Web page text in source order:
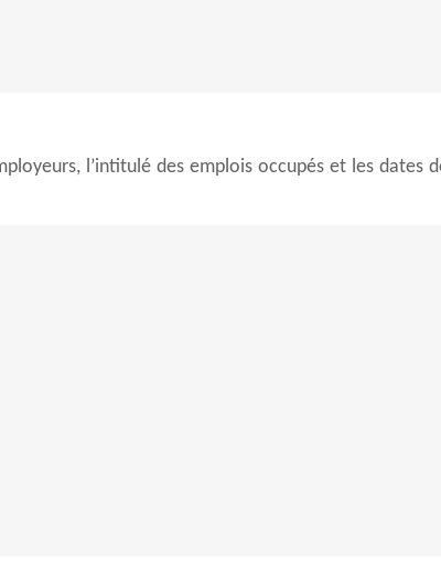
l’intitulé des emplois occupés et les dates